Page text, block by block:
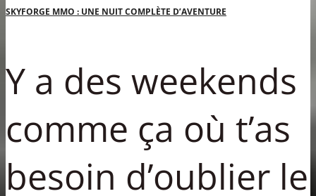
SKYFORGE MMO : UNE NUIT COMPLÈTE D’AVENTURE
Y a des weekends
comme ça où t’as
besoin d’oublier le